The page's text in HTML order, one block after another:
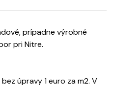
prípadne výrobné
pri Nitre.
úpravy 1 euro za m2. V